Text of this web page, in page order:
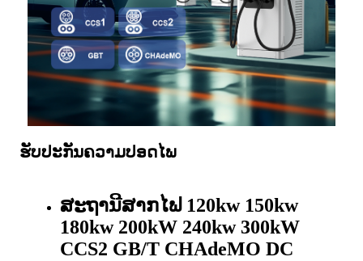
ຮັບປະກັນຄວາມປອດໄພ
ສະຖານີສາກໄຟ 120kw 150kw
180kw 200kW 240kw 300kW
CCS2 GB/T CHAdeMO DC